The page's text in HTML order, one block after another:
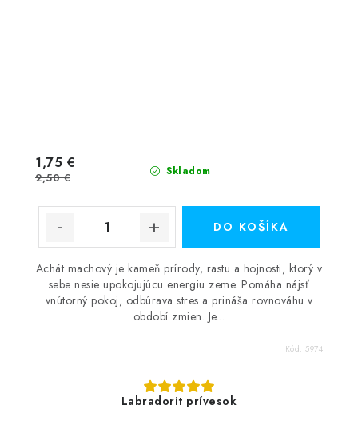
Skladom
1,75 €
2,50 €
DO KOŠÍKA
Achát machový je kameň prírody, rastu a hojnosti, ktorý v
sebe nesie upokojujúcu energiu zeme. Pomáha nájsť
vnútorný pokoj, odbúrava stres a prináša rovnováhu v
období zmien. Je...
Kód: 5974
Labradorit prívesok